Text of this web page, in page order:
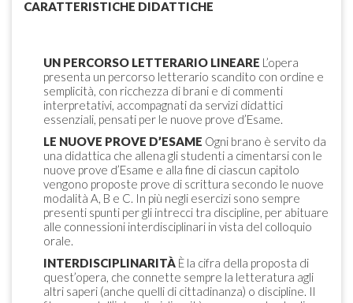
CARATTERISTICHE DIDATTICHE
UN PERCORSO LETTERARIO LINEARE L’opera
presenta un percorso letterario scandito con ordine e
semplicità, con ricchezza di brani e di commenti
interpretativi, accompagnati da servizi didattici
essenziali, pensati per le nuove prove d’Esame.
LE NUOVE PROVE D’ESAME Ogni brano è servito da
una didattica che allena gli studenti a cimentarsi con le
nuove prove d’Esame e alla fine di ciascun capitolo
vengono proposte prove di scrittura secondo le nuove
modalità A, B e C. In più negli esercizi sono sempre
presenti spunti per gli intrecci tra discipline, per abituare
alle connessioni interdisciplinari in vista del colloquio
orale.
INTERDISCIPLINARITÀ È la cifra della proposta di
quest’opera, che connette sempre la letteratura agli
altri saperi (anche quelli di cittadinanza) o discipline. Il